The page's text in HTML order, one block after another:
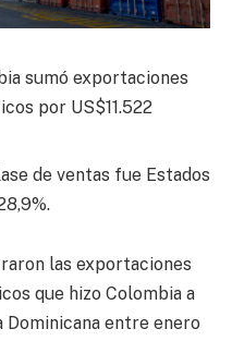
sumó exportaciones
por US$11.522
de ventas fue Estados
las exportaciones
que hizo Colombia a
Dominicana entre enero